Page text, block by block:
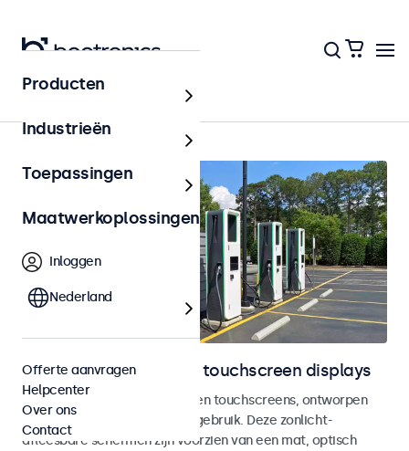
Home
Outdoor monitoren en touchscreen displays
Weersbestendige monitoren en touchscreens, ontworpen
voor zowel binnen- als buitengebruik. Deze zonlicht-
afleesbare schermen zijn voorzien van een mat, optisch
Producten
Industrieën
Toepassingen
Maatwerkoplossingen
Inloggen
Nederland
Offerte aanvragen
Helpcenter
Over ons
Contact